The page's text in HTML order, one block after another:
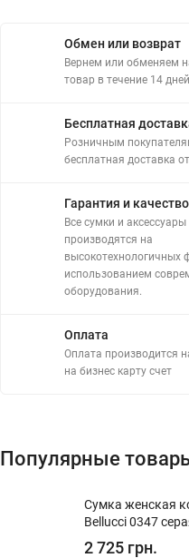
Обмен или возврат
Вернем или обменяем
товар в течение 14 дней
Бесплатная
Розничным
бесплатная доставка
Гарантия и качество
Все сумки и аксессуары
производятся на
высокотехнологичных
использованием
оборудования.
Оплата
Оплата производится
на бизнес карту счет
Популярные
Сумка женская
Bellucci 0347
2 725 грн.